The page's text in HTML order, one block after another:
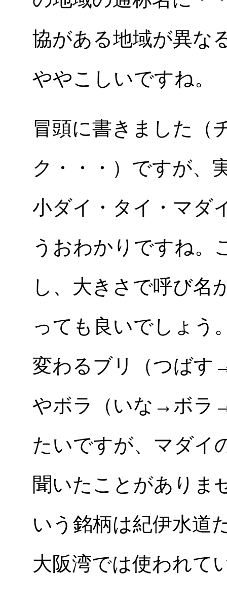
協がある地域が異な
ややこしいですね。
冒頭に書きました（
ク・・・）ですが、
小ダイ・タイ・マダ
うおわかりですね。
し、大きさで呼び名
っても良いでしょう
変わるブリ（つば
やボラ（いな→ボラ
たいですが、マダイ
聞いたことがありま
いう銘柄は紀伊水道
大阪湾では使われて